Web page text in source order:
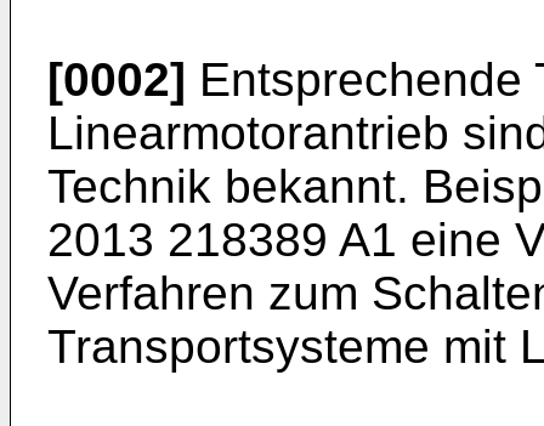
[0002] Entsprechende
Linearmotorantrieb
Technik bekannt.
2013 218389 A1 eine
Verfahren zum
Transportsysteme mit